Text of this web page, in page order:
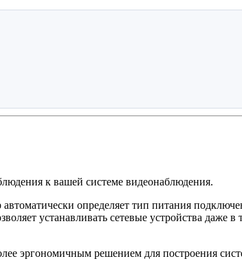
к вашей системе видеонаблюдения.
определяет тип питания
устанавливать сетевые устройства даже в
эргономичным решением для построения